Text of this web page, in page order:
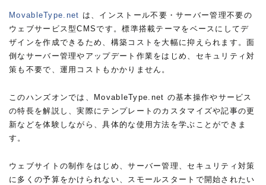
MovableType.net は、インストール不要・サーバー管理不要の
ウェブサービス型CMSです。標準搭載テーマをベースにしてデ
ザインを作成できるため、構築コストを大幅に抑えられます。面
倒なサーバー管理やアップデート作業をはじめ、セキュリティ対
策も不要で、運用コストもかかりません。
このハンズオンでは、MovableType.net の基本操作やサービス
の特長を解説し、実際にテンプレートのカスタマイズや記事の更
新などを体験しながら、具体的な使用方法を学ぶことができま
す。
ウェブサイトの制作をはじめ、サーバー管理、セキュリティ対策
に多くの予算をかけられない、スモールスタートで開始されたい